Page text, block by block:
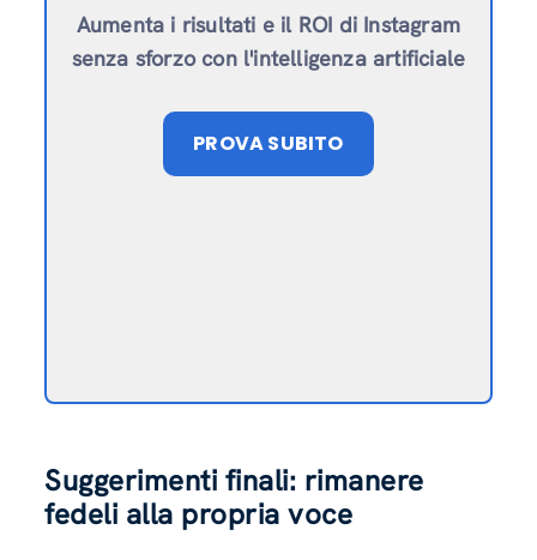
Aumenta i risultati e il ROI di Instagram
senza sforzo con l'intelligenza artificiale
PROVA SUBITO
Suggerimenti finali: rimanere
fedeli alla propria voce